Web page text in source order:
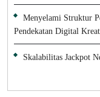
Menyelami Struktur
Pendekatan Digital
Skalabilitas Jackpot